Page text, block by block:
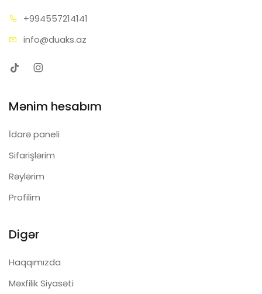
+994557214141
info@duaks.az
Mənim hesabım
İdarə paneli
Sifarişlərim
Rəylərim
Profilim
Digər
Haqqımızda
Məxfilik Siyasəti